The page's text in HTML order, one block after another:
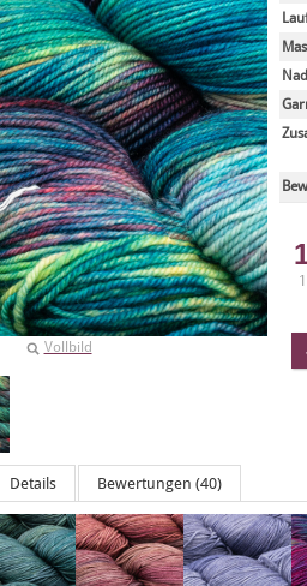
Vollbild
Details Bewertungen (40)